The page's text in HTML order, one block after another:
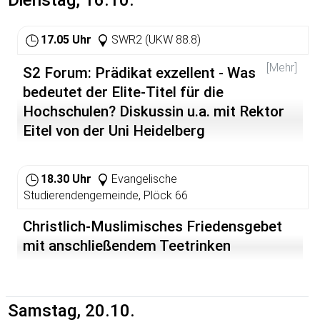
17.05 Uhr SWR2 (UKW 88.8)
[Mehr]
S2 Forum: Prädikat exzellent - Was
bedeutet der Elite-Titel für die
Hochschulen? Diskussin u.a. mit Rektor
Eitel von der Uni Heidelberg
Es diskutieren:
Wissenschaftsrates und Germanist an der Ludwig-
Maximilians- Universität München;
Prof. Dr. Bernhard Eitel, Rektor der Ruprecht-Karls-
18.30 Uhr
Evangelische
Studierendengemeinde, Plöck 66
Christlich-Muslimisches Friedensgebet
mit anschließendem Teetrinken
Samstag, 20.10.